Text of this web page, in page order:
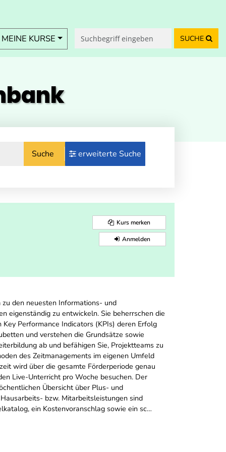
KURSE SUCHE
Suche erweiterte Suche
Kurs merken
Anmelden
den neuesten Informations- und
eigenständig zu entwickeln. Sie beherrschen die
Performance Indicators (KPIs) deren Erfolg
und verstehen die Grundsätze sowie
ab und befähigen Sie, Projektteams zu
des Zeitmanagements im eigenen Umfeld
wird über die gesamte Förderperiode genau
Live-Unterricht pro Woche besuchen. Der
Übersicht über Plus- und
bzw. Mitarbeitsleistungen sind
ein Kostenvoranschlag sowie ein sc…